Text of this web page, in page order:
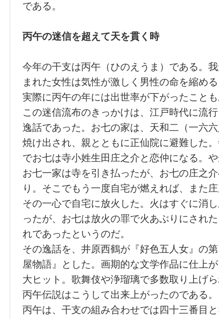
である。
丙午の迷信を超えて天を貫く時
今年の干支は丙午（ひのえうま）である。
まれた女性は気性が激しく男性の命を縮め
実際に丙午の年には出世率が下がったこと
この迷信流布のきっかけは、江戸時代に流
逸話であった。お七の家は、天和二（一六
焼け出され、親とともに正仙院に避難した
でお七は寺小姓生田庄之介と恋仲になる。
お七一家は寺を引き払ったが、お七の庄之
り。そこでもう一度自宅が燃えれば、また
その一心で自宅に放火した。火はすぐに消
ったが、お七は放火の罪で火あぶりにされ
れであったというのだ。
その逸話を、井原西鶴が『好色五人女』の
屋物語』とした。画期的な文学作品に仕上
大ヒット。歌舞伎や浄瑠璃で多数取り上げ
丙午伝説はこうして出来上がったのである。
丙午は、干支の組み合わせでは四十三番目